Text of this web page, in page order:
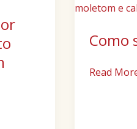
Como
no
Read